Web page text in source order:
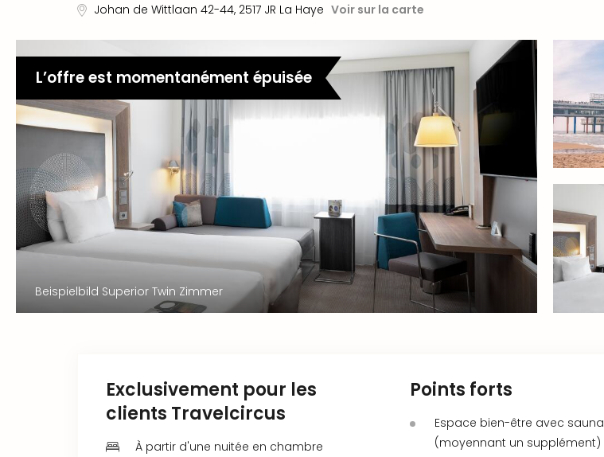
Johan de Wittlaan 42-44, 2517 JR La Haye Voir sur la carte
L’offre est momentanément épuisée
Beispielbild Superior Twin Zimmer
Exclusivement pour les
clients Travelcircus
À partir d'une nuitée en chambre
Points forts
Espace bien-être avec sauna
(moyennant un supplément)